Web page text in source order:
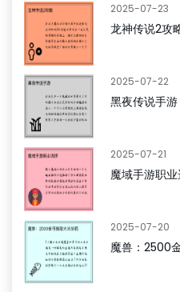
2025-07-23
龙神传说2攻
2025-07-22
黑夜传说手游
2025-07-21
魔域手游职
2025-07-20
魔兽：2500